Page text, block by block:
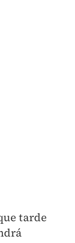
tarde